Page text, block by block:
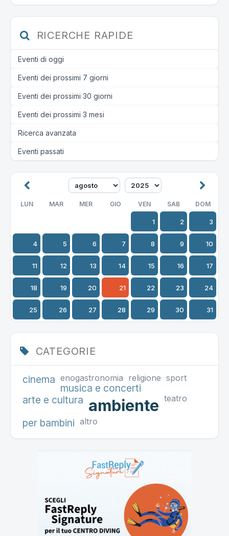
RICERCHE RAPIDE
Eventi di oggi
Eventi dei prossimi 7 giorni
Eventi dei prossimi 30 giorni
Eventi dei prossimi 3 mesi
Ricerca avanzata
Eventi passati
LUN MAR MER GIO VEN SAB DOM
1 2 3
4 5 6 7 8 9 10
11 12 13 14 15 16 17
18 19 20 21 22 23 24
25 26 27 28 29 30 31
CATEGORIE
cinema enogastronomia religione sport
musica e concerti
arte e cultura ambiente teatro
per bambini altro